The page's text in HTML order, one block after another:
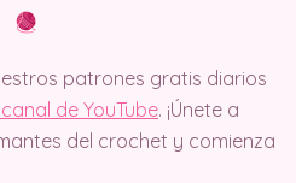
patrones gratis diarios
de YouTube. ¡Únete a
del crochet y comienza